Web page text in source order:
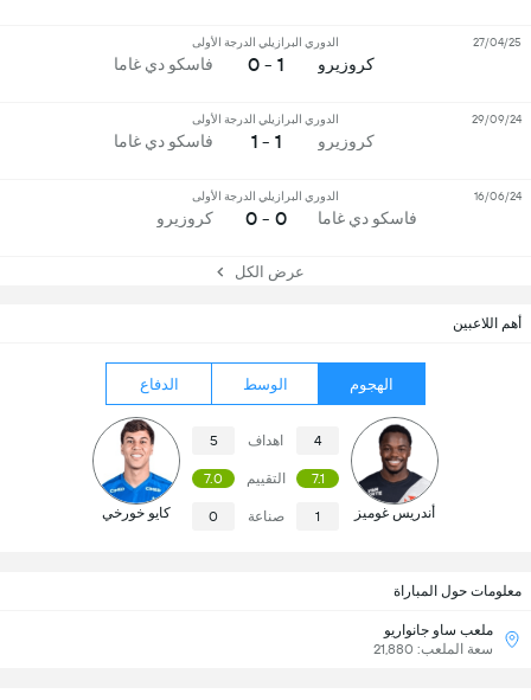
أهم اللاعبين
الهجوم الوسط الدفاع
أندريس غوميز
4 اهداف 5
7.1 التقييم 7.0
1 صناعة 0 كايو خورخي
معلومات حول المباراة
ملعب ساو جانواريو
سعة الملعب: 21,880
كروزيرو
الدوري البرازيلي الدرجة الأولى
1 - 0 فاسكو دي غاما
27/04/25
كروزيرو
الدوري البرازيلي الدرجة الأولى
1 - 1 فاسكو دي غاما
29/09/24
فاسكو دي غاما
الدوري البرازيلي الدرجة الأولى
0 - 0 كروزيرو
16/06/24
عرض الكل